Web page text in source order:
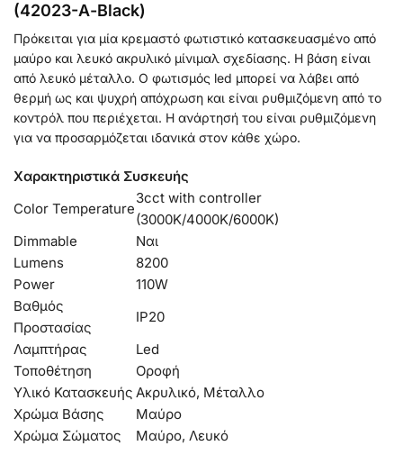
(42023-Α-Black)
Πρόκειται για μία κρεμαστό φωτιστικό κατασκευασμένο από
μαύρο και λευκό ακρυλικό μίνιμαλ σχεδίασης. Η βάση είναι
από λευκό μέταλλο. Ο φωτισμός led μπορεί να λάβει από
θερμή ως και ψυχρή απόχρωση και είναι ρυθμιζόμενη από το
κοντρόλ που περιέχεται. Η ανάρτησή του είναι ρυθμιζόμενη
για να προσαρμόζεται ιδανικά στον κάθε χώρο.
Χαρακτηριστικά Συσκευής
Color Temperature
3cct with controller
(3000K/4000K/6000K)
Dimmable
Ναι
Lumens
8200
Power
110W
Βαθμός
Προστασίας
IP20
Λαμπτήρας
Led
Τοποθέτηση
Οροφή
Υλικό Κατασκευής Ακρυλικό, Μέταλλο
Χρώμα Βάσης
Μαύρο
Χρώμα Σώματος
Μαύρο, Λευκό